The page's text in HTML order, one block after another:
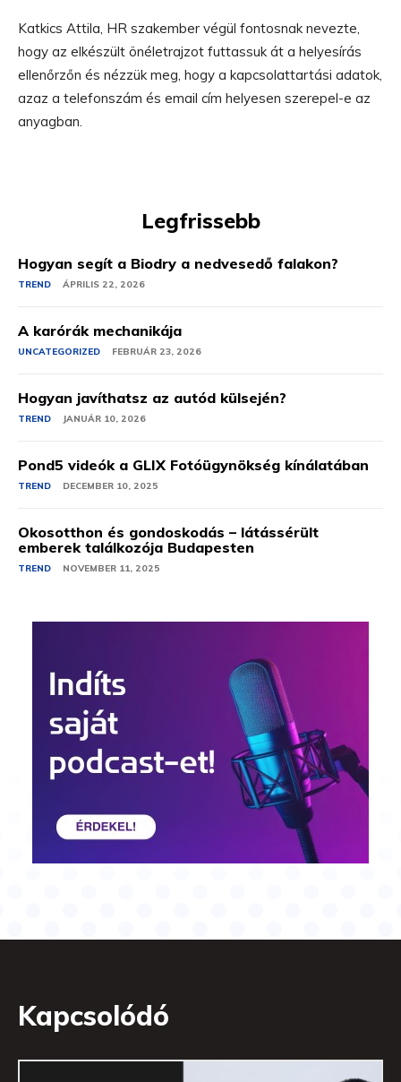
Katkics Attila, HR szakember végül fontosnak nevezte,
hogy az elkészült önéletrajzot futtassuk át a helyesírás
ellenőrzőn és nézzük meg, hogy a kapcsolattartási adatok,
azaz a telefonszám és email cím helyesen szerepel-e az
anyagban.
Legfrissebb
Hogyan segít a Biodry a nedvesedő falakon?
TREND ÁPRILIS 22, 2026
A karórák mechanikája
UNCATEGORIZED FEBRUÁR 23, 2026
Hogyan javíthatsz az autód külsején?
TREND JANUÁR 10, 2026
Pond5 videók a GLIX Fotóügynökség kínálatában
TREND DECEMBER 10, 2025
Okosotthon és gondoskodás – látássérült
emberek találkozója Budapesten
TREND NOVEMBER 11, 2025
Kapcsolódó